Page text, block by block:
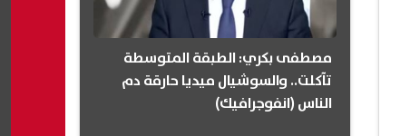
مصطفى بكري: الطبقة المتوسطة
تآكلت.. والسوشيال ميديا حارقة دم
الناس (انفوجرافيك)